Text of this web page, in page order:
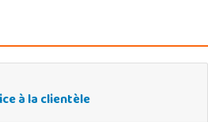
à la clientèle